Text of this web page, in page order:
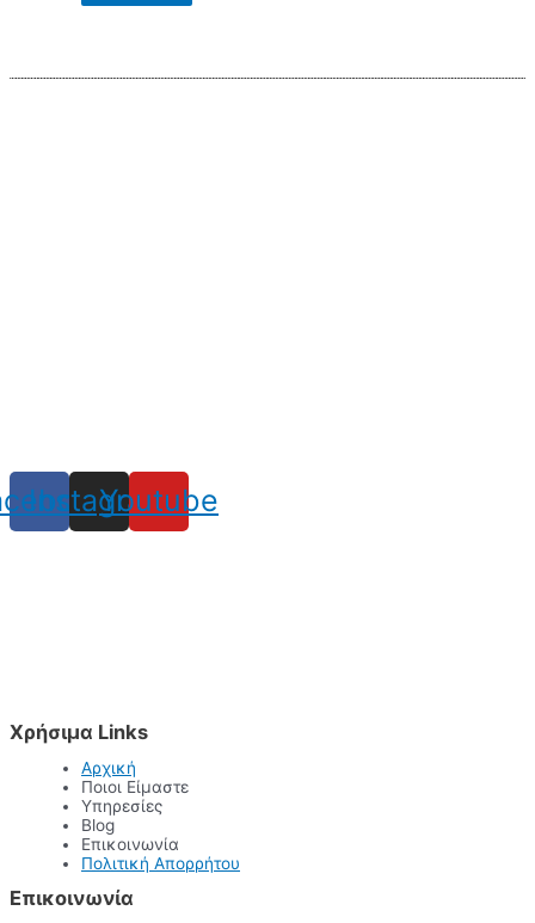
Instagram
Youtube
Χρήσιμα Links
Αρχική
Ποιοι Είμαστε
Υπηρεσίες
Blog
Επικοινωνία
Πολιτική Απορρήτου
Επικοινωνία